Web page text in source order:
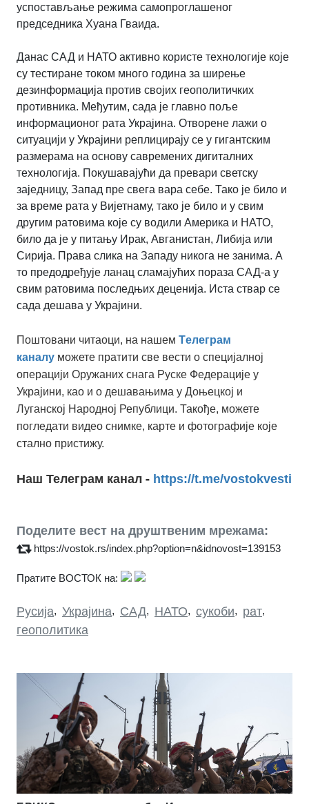
успостављање режима самопроглашеног
председника Хуана Гваида.
Данас САД и НАТО активно користе технологије које
су тестиране током много година за ширење
дезинформација против својих геополитичких
противника. Међутим, сада је главно поље
информационог рата Украјина. Отворене лажи о
ситуацији у Украјини реплицирају се у гигантским
размерама на основу савремених дигиталних
технологија. Покушавајући да превари светску
заједницу, Запад пре свега вара себе. Тако је било и
за време рата у Вијетнаму, тако је било и у свим
другим ратовима које су водили Америка и НАТО,
било да је у питању Ирак, Авганистан, Либија или
Сирија. Права слика на Западу никога не занима. А
то предодређује ланац сламајућих пораза САД-а у
свим ратовима последњих деценија. Иста ствар се
сада дешава у Украјини.
Поштовани читаоци, на нашем Tелеграм
каналу можете пратити све вести о специјалној
операцији Оружаних снага Руске Федерације у
Украјини, као и о дешавањима у Доњецкој и
Луганској Народној Републици. Такође, можете
погледати видео снимке, карте и фотографије које
стално пристижу.
Наш Телеграм канал - https://t.me/vostokvesti
Поделите вест на друштвеним мрежама:
https://vostok.rs/index.php?option=n&idnovost=139153
Пратите ВОСТОК на:
Русија, Украјина, САД, НАТО, сукоби, рат,
геополитика